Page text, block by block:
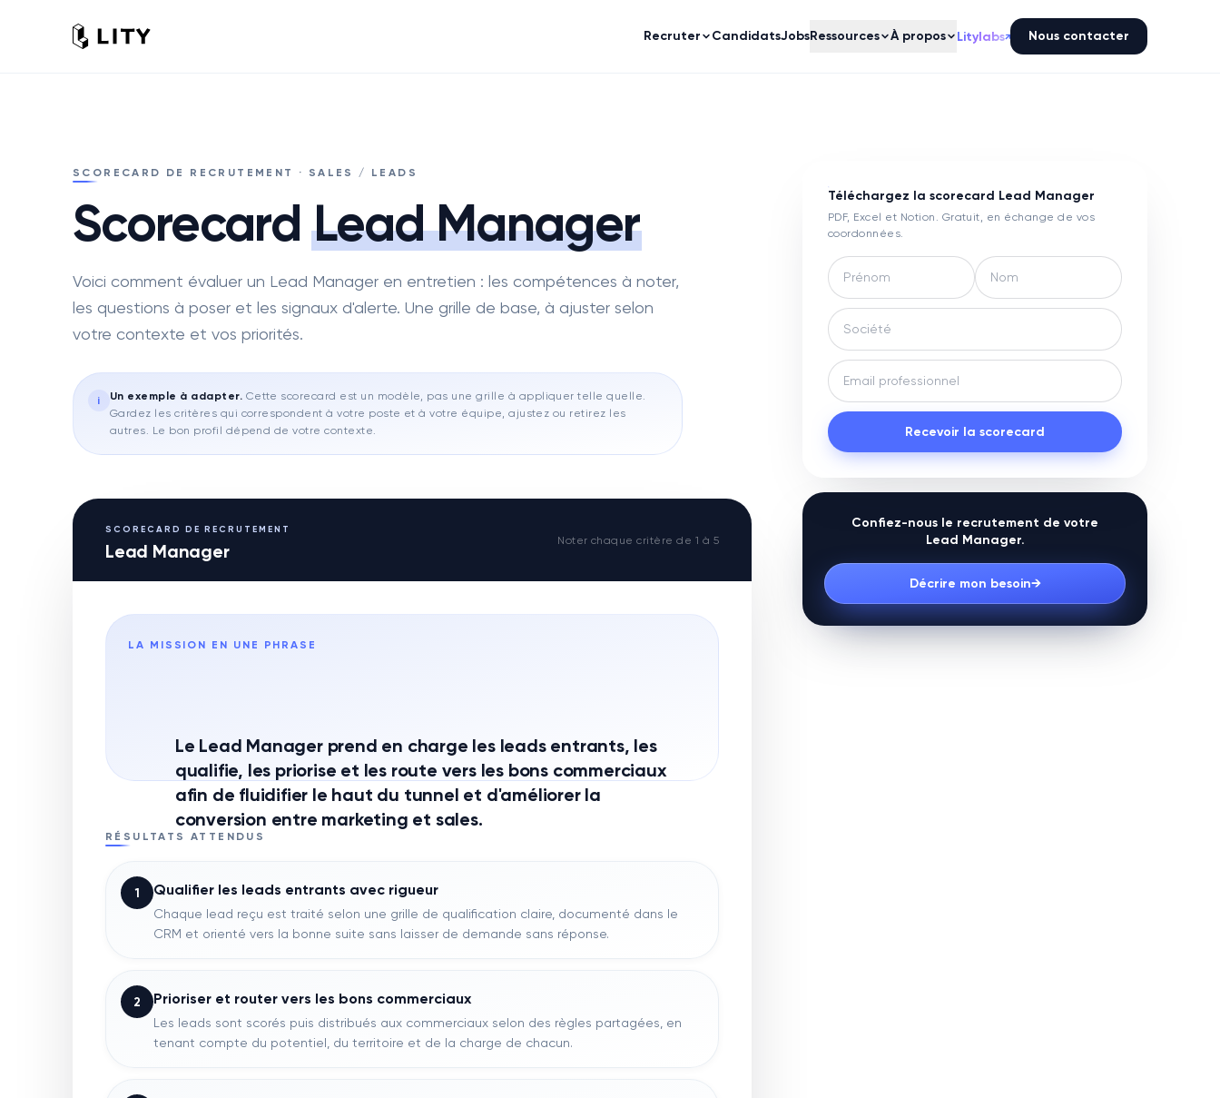
Recruter CandidatsJobsRessources À propos Litylabs↗ Nous contacter
SCORECARD DE RECRUTEMENT · SALES / LEADS
ScorecardLead Manager
Voici comment évaluer un Lead Manager en entretien : les compétences à noter,
les questions à poser et les signaux d'alerte. Une grille de base, à ajuster selon
votre contexte et vos priorités.
i Un exemple à adapter. Cette scorecard est un modèle, pas une grille à appliquer telle quelle.
Gardez les critères qui correspondent à votre poste et à votre équipe, ajustez ou retirez les
autres. Le bon profil dépend de votre contexte.
SCORECARD DE RECRUTEMENT
Lead Manager
Noter chaque critère de 1 à 5
LA MISSION EN UNE PHRASE
Le Lead Manager prend en charge les leads entrants, les
qualifie, les priorise et les route vers les bons commerciaux
afin de fluidifier le haut du tunnel et d'améliorer la
conversion entre marketing et sales.
RÉSULTATS ATTENDUS
1 Qualifier les leads entrants avec rigueur
Chaque lead reçu est traité selon une grille de qualification claire, documenté dans le
CRM et orienté vers la bonne suite sans laisser de demande sans réponse.
2 Prioriser et router vers les bons commerciaux
Les leads sont scorés puis distribués aux commerciaux selon des règles partagées, en
tenant compte du potentiel, du territoire et de la charge de chacun.
Téléchargez la scorecard Lead Manager
PDF, Excel et Notion. Gratuit, en échange de vos
coordonnées.
Recevoir la scorecard
Confiez-nous le recrutement de votre
Lead Manager.
Décrire mon besoin→